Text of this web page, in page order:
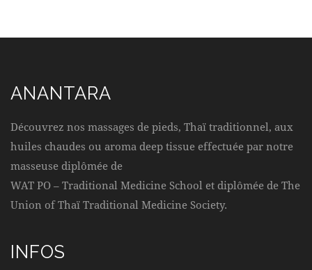
ANANTARA
Découvrez nos massages de pieds, Thaï traditionnel, aux
huiles chaudes ou aroma deep tissue effectuée par notre
masseuse diplômée de
WAT PO – Traditional Medicine School et diplômée de The
Union of Thaï Traditional Medicine Society.
INFOS